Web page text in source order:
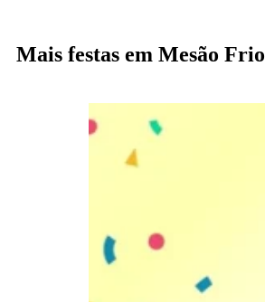
Mais festas em Mesão Frio